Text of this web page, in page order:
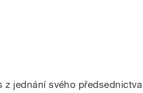
z jednání svého předsednictva